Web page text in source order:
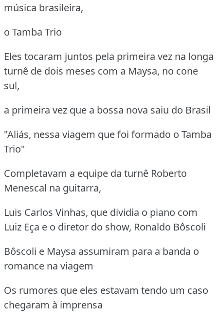
música brasileira,
o Tamba Trio
Eles tocaram juntos pela primeira vez na longa
turnê de dois meses com a Maysa, no cone
sul,
a primeira vez que a bossa nova saiu do Brasil
"Aliás, nessa viagem que foi formado o Tamba
Trio"
Completavam a equipe da turnê Roberto
Menescal na guitarra,
Luis Carlos Vinhas, que dividia o piano com
Luiz Eça e o diretor do show, Ronaldo Bôscoli
Bôscoli e Maysa assumiram para a banda o
romance na viagem
Os rumores que eles estavam tendo um caso
chegaram à imprensa